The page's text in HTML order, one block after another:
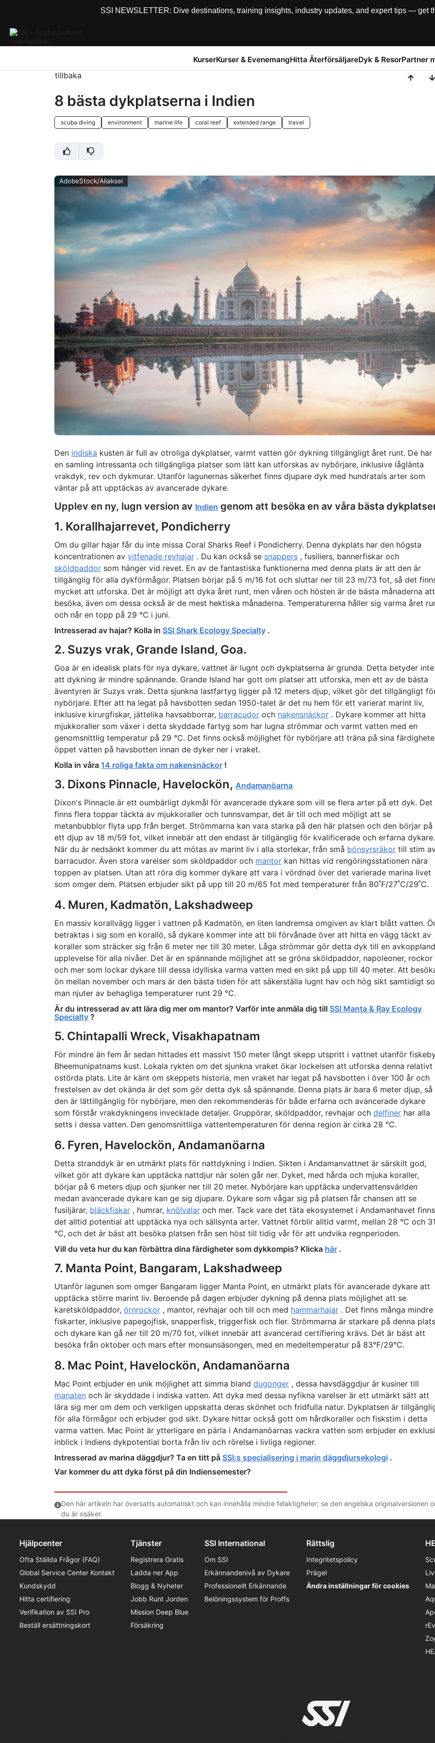
SSI NEWSLETTER: Dive destinations, training insights, industry updates, and expert tips — get
KurserKurser & EvenemangHitta ÅterförsäljareDyk & ResorPartner
tillbaka
8 bästa dykplatserna i Indien
scuba diving environment marine life coral reef extended range travel
AdobeStock/Aliaksei
Den indiska kusten är full av otroliga dykplatser, varmt vatten gör dykning tillgängligt året runt. De har
en samling intressanta och tillgängliga platser som lätt kan utforskas av nybörjare, inklusive låglänta
vrakdyk, rev och dykmurar. Utanför lagunernas säkerhet finns djupare dyk med hundratals arter som
väntar på att upptäckas av avancerade dykare.
Upplev en ny, lugn version av Indien genom att besöka en av våra bästa
1. Korallhajarrevet, Pondicherry
Om du gillar hajar får du inte missa Coral Sharks Reef i Pondicherry. Denna dykplats har den högsta
koncentrationen av vitfenade revhajar. Du kan också se snappers, fusiliers, bannerfiskar och
sköldpaddorsom hänger vid revet. En av de fantastiska funktionerna med denna plats är att den är
tillgänglig för alla dykförmågor. Platsen börjar på 5 m/16 fot och sluttar ner till 23 m/73 fot, så det
mycket att utforska. Det är möjligt att dyka året runt, men våren och hösten är de bästa månaderna att
besöka, även om dessa också är de mest hektiska månaderna. Temperaturerna håller sig varma året
och når en topp på 29 °C i juni.
Intresserad av hajar? Kolla in SSI Shark Ecology Specialty.
2. Suzys vrak, Grande Island, Goa.
Goa är en idealisk plats för nya dykare, vattnet är lugnt och dykplatserna är grunda. Detta betyder inte
att dykning är mindre spännande. Grande Island har gott om platser att utforska, men ett av de bästa
äventyren är Suzys vrak. Detta sjunkna lastfartyg ligger på 12 meters djup, vilket gör det tillgängligt
nybörjare. Efter att ha legat på havsbotten sedan 1950-talet är det nu hem för ett varierat marint liv,
inklusive kirurgfiskar, jättelika havsabborrar, barracudoroch nakensnäckor. Dykare kommer att hitta
mjukkoraller som växer i detta skyddade fartyg som har lugna strömmar och varmt vatten med en
genomsnittlig temperatur på 29 °C. Det finns också möjlighet för nybörjare att träna på sina
öppet vatten på havsbotten innan de dyker ner i vraket.
Kolla in våra 14 roliga fakta om nakensnäckor!
3. Dixons Pinnacle, Havelockön, Andamanöarna
Dixon's Pinnacle är ett oumbärligt dykmål för avancerade dykare som vill se flera arter på ett dyk. Det
finns flera toppar täckta av mjukkoraller och tunnsvampar, det är till och med möjligt att se
metanbubblor flyta upp från berget. Strömmarna kan vara starka på den här platsen och den börjar på
ett djup av 18 m/59 fot, vilket innebär att den endast är tillgänglig för kvalificerade och erfarna dykare.
När du är nedsänkt kommer du att mötas av marint liv i alla storlekar, från små bönsyrsräkortill stim
barracudor. Även stora varelser som sköldpaddor och mantorkan hittas vid rengöringsstationen nära
toppen av platsen. Utan att röra dig kommer dykare att vara i vördnad över det varierade marina livet
som omger dem. Platsen erbjuder sikt på upp till 20 m/65 fot med temperaturer från 80˚F/27˚C/29˚C.
4. Muren, Kadmatön, Lakshadweep
En massiv korallvägg ligger i vattnen på Kadmatön, en liten landremsa omgiven av klart blått vatten.
betraktas i sig som en korallö, så dykare kommer inte att bli förvånade över att hitta en vägg täckt av
koraller som sträcker sig från 6 meter ner till 30 meter. Låga strömmar gör detta dyk till en
upplevelse för alla nivåer. Det är en spännande möjlighet att se gröna sköldpaddor, napoleoner, rockor
och mer som lockar dykare till dessa idylliska varma vatten med en sikt på upp till 40 meter. Att
ön mellan november och mars är den bästa tiden för att säkerställa lugnt hav och hög sikt samtidigt
man njuter av behagliga temperaturer runt 29 °C.
Är du intresserad av att lära dig mer om mantor? Varför inte anmäla dig till SSI Manta & Ray Ecology
Specialty?
5. Chintapalli Wreck, Visakhapatnam
För mindre än fem år sedan hittades ett massivt 150 meter långt skepp utspritt i vattnet utanför
Bheemunipatnams kust. Lokala rykten om det sjunkna vraket ökar lockelsen att utforska denna relativt
ostörda plats. Lite är känt om skeppets historia, men vraket har legat på havsbotten i över 100 år och
frestelsen av det okända är det som gör detta dyk så spännande. Denna plats är bara 6 meter djup, så
den är lättillgänglig för nybörjare, men den rekommenderas för både erfarna och avancerade dykare
som förstår vrakdykningens invecklade detaljer. Gruppörar, sköldpaddor, revhajar och delfinerhar alla
setts i dessa vatten. Den genomsnittliga vattentemperaturen för denna region är cirka 28 °C.
6. Fyren, Havelockön, Andamanöarna
Detta stranddyk är en utmärkt plats för nattdykning i Indien. Sikten i Andamanvattnet är särskilt god,
vilket gör att dykare kan upptäcka nattdjur när solen går ner. Dyket, med hårda och mjuka koraller,
börjar på 6 meters djup och sjunker ner till 20 meter. Nybörjare kan upptäcka undervattensvärlden
medan avancerade dykare kan ge sig djupare. Dykare som vågar sig på platsen får chansen att se
fusiljärar, bläckfiskar, humrar, knölvalaroch mer. Tack vare det täta ekosystemet i Andamanhavet finns
det alltid potential att upptäcka nya och sällsynta arter. Vattnet förblir alltid varmt, mellan 28 °C och 31
°C, och det är bäst att besöka platsen från sen höst till tidig vår för att undvika regnperioden.
Vill du veta hur du kan förbättra dina färdigheter som dykkompis? Klicka här.
7. Manta Point, Bangaram, Lakshadweep
Utanför lagunen som omger Bangaram ligger Manta Point, en utmärkt plats för avancerade dykare att
upptäcka större marint liv. Beroende på dagen erbjuder dykning på denna plats möjlighet att se
karetsköldpaddor, örnrockor, mantor, revhajar och till och med hammarhajar. Det finns många mindre
fiskarter, inklusive papegojfisk, snapperfisk, triggerfisk och fler. Strömmarna är starkare på denna plats
och dykare kan gå ner till 20 m/70 fot, vilket innebär att avancerad certifiering krävs. Det är bäst att
besöka från oktober och mars efter monsunsäsongen, med en medeltemperatur på 83°F/29°C.
8. Mac Point, Havelockön, Andamanöarna
Mac Point erbjuder en unik möjlighet att simma bland dugonger, dessa havsdäggdjur är kusiner till
manatenoch är skyddade i indiska vatten. Att dyka med dessa nyfikna varelser är ett utmärkt sätt att
lära sig mer om dem och verkligen uppskatta deras skönhet och fridfulla natur. Dykplatsen är
för alla förmågor och erbjuder god sikt. Dykare hittar också gott om hårdkoraller och fiskstim i detta
varma vatten. Mac Point är ytterligare en pärla i Andamanöarnas vackra vatten som erbjuder en
inblick i Indiens dykpotential borta från liv och rörelse i livliga regioner.
Intresserad av marina däggdjur? Ta en titt på SSI:s specialisering i marin däggdjursekologi .
Var kommer du att dyka först på din Indiensemester?
Den här artikeln har översatts automatiskt och kan innehålla mindre felaktigheter; se den engelska originalversionen
du är osäker.
Hjälpcenter
Ofta Ställda Frågor (FAQ)
Global Service Center Kontakt
Kundskydd
Hitta certifiering
Verifikation av SSI Pro
Beställ ersättningskort
Tjänster
Registrera Gratis
Ladda ner App
Blogg & Nyheter
Jobb Runt Jorden
Mission Deep Blue
Försäkring
SSI International
Om SSI
Erkännandenivå av Dykare
Professionellt Erkännande
Belöningssystem för Proffs
Rättslig
Integritetspolicy
Prägel
Ändra inställningar för cookies